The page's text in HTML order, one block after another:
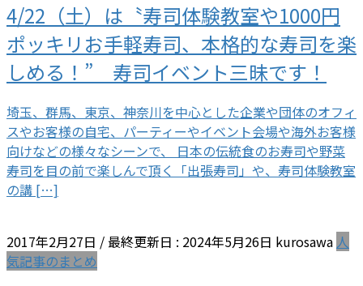
4/22（土）は〝寿司体験教室や1000円
ポッキリお手軽寿司、本格的な寿司を楽
しめる！” 寿司イベント三昧です！
埼玉、群馬、東京、神奈川を中心とした企業や団体のオフィ
スやお客様の自宅、パーティーやイベント会場や海外お客様
向けなどの様々なシーンで、 日本の伝統食のお寿司や野菜
寿司を目の前で楽しんで頂く「出張寿司」や、寿司体験教室
の講 […]
2017年2月27日 / 最終更新日 : 2024年5月26日 kurosawa 人
気記事のまとめ